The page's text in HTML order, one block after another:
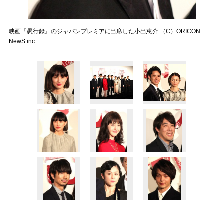
映画『愚行録』のジャパンプレミアに出席した小出恵介 （C）ORICON
NewS inc.